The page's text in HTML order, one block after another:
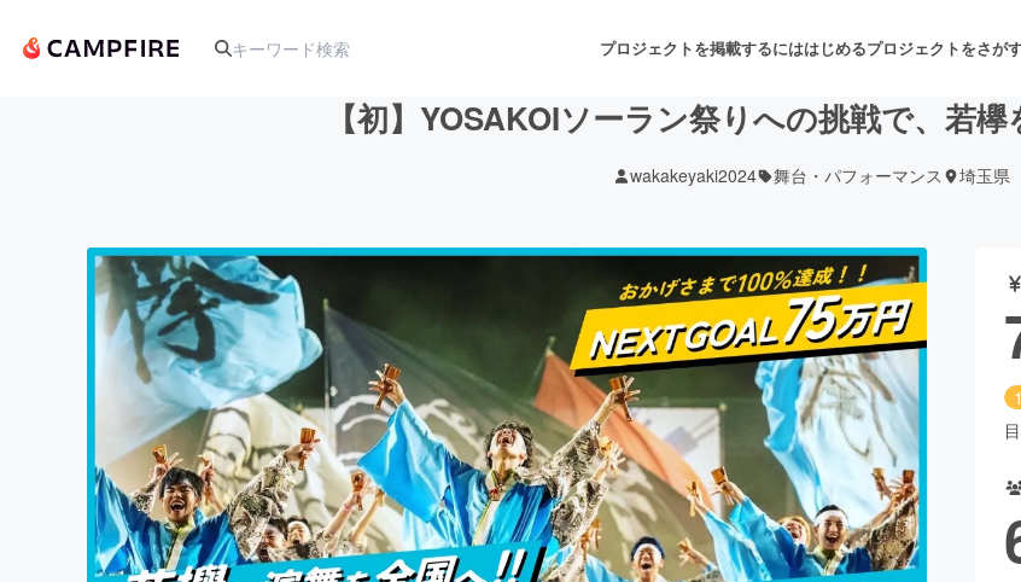
プロジェクトを掲載するにははじめるプロジェクトをさが
アート・写真 舞台・パフォー
テクノロジー・ガジェット ゲーム・サービス開発 フード・飲食店
映像・映画 書籍・雑誌出版 アニメ・漫画
ビジネス・起業 チャレンジ ビューティー・
まちづくり・地域活性化
【初】YOSAKOIソーラン祭りへの挑戦で、若
wakakeyaki2024 舞台・パフォーマンス 埼玉県